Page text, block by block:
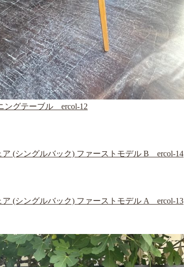
ングテーブル ercol-12
(シングルバック) ファーストモデル B ercol-14
(シングルバック) ファーストモデル A ercol-13